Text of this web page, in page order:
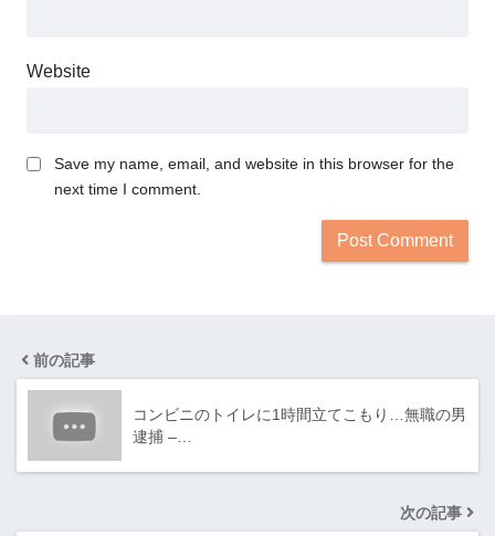
Website
Save my name, email, and website in this browser for the
next time I comment.
前の記事
コンビニのトイレに1時間立てこもり…無職の男
逮捕 –…
次の記事